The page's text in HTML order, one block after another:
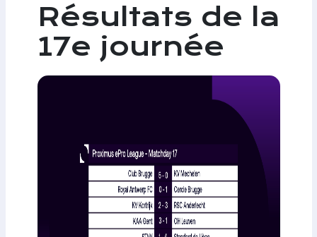
Résultats de la
17e journée